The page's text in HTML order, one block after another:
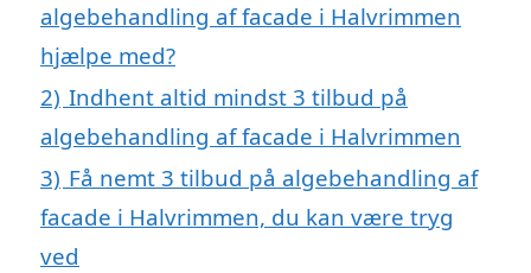
algebehandling af facade i Halvrimmen
hjælpe med?
2) Indhent altid mindst 3 tilbud på
algebehandling af facade i Halvrimmen
3) Få nemt 3 tilbud på algebehandling af
facade i Halvrimmen, du kan være tryg
ved